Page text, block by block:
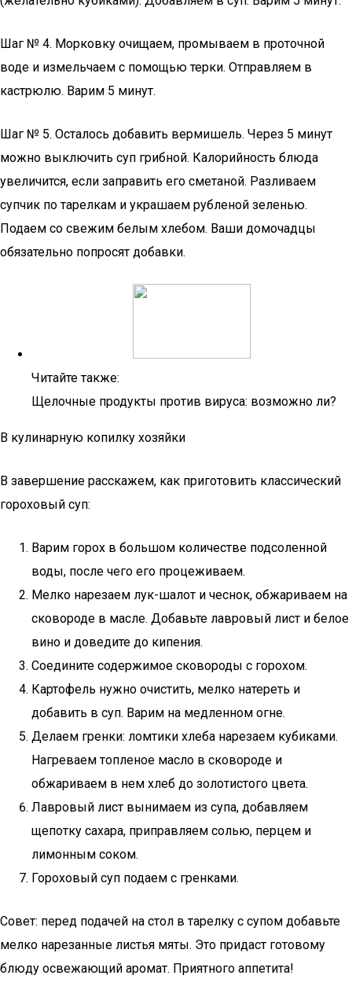
Шаг № 4. Морковку очищаем, промываем в проточной
воде и измельчаем с помощью терки. Отправляем в
кастрюлю. Варим 5 минут.
Шаг № 5. Осталось добавить вермишель. Через 5 минут
можно выключить суп грибной. Калорийность блюда
увеличится, если заправить его сметаной. Разливаем
супчик по тарелкам и украшаем рубленой зеленью.
Подаем со свежим белым хлебом. Ваши домочадцы
обязательно попросят добавки.
Читайте также:
Щелочные продукты против вируса: возможно ли?
В кулинарную копилку хозяйки
В завершение расскажем, как приготовить классический
гороховый суп:
Варим горох в большом количестве подсоленной
воды, после чего его процеживаем.
Мелко нарезаем лук-шалот и чеснок, обжариваем на
сковороде в масле. Добавьте лавровый лист и белое
вино и доведите до кипения.
Соедините содержимое сковороды с горохом.
Картофель нужно очистить, мелко натереть и
добавить в суп. Варим на медленном огне.
Делаем гренки: ломтики хлеба нарезаем кубиками.
Нагреваем топленое масло в сковороде и
обжариваем в нем хлеб до золотистого цвета.
Лавровый лист вынимаем из супа, добавляем
щепотку сахара, приправляем солью, перцем и
лимонным соком.
Гороховый суп подаем с гренками.
Совет: перед подачей на стол в тарелку с супом добавьте
мелко нарезанные листья мяты. Это придаст готовому
блюду освежающий аромат. Приятного аппетита!